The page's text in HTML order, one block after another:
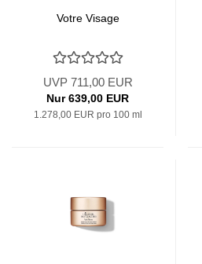
Votre Visage
UVP 711,00 EUR
Nur 639,00 EUR
1.278,00 EUR pro 100 ml